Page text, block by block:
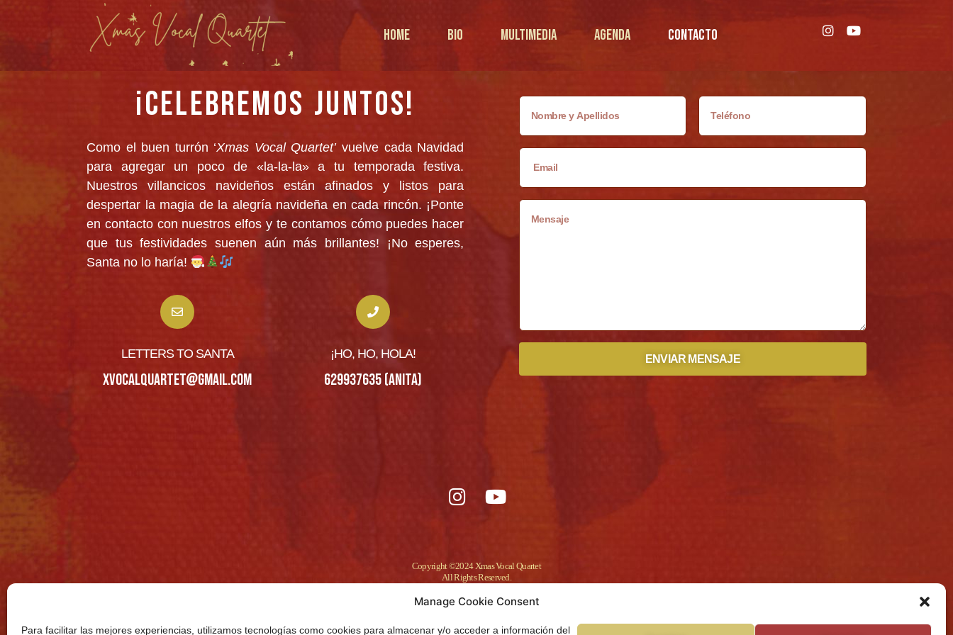
Manage Cookie Consent
Para facilitar las mejores experiencias, utilizamos tecnologías como cookies para almacenar y/o acceder a información del
HOME BIO MULTIMEDIA AGENDA CONTACTO
¡CELEBREMOS JUNTOS!
Como el buen turrón ‘Xmas Vocal Quartet’vuelve cada Navidad
para agregar un poco de «la-la-la» a tu temporada festiva.
Nuestros villancicos navideños están afinados y listos para
despertar la magia de la alegría navideña en cada rincón. ¡Ponte
en contacto con nuestros elfos y te contamos cómo puedes hacer
que tus festividades suenen aún más brillantes! ¡No esperes,
Santa no lo haría!
LETTERS TO SANTA
XVOCALQUARTET@GMAIL.COM
¡HO, HO, HOLA!
629937635 (Anita)
ENVIAR MENSAJE
Copyright ©2024 Xmas Vocal Quartet
All Rights Reserved.